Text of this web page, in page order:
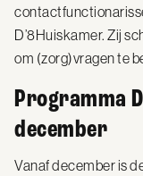
D’8Huiskamer. Zij
om (zorg)vragen te
Programma
december
Vanaf december is